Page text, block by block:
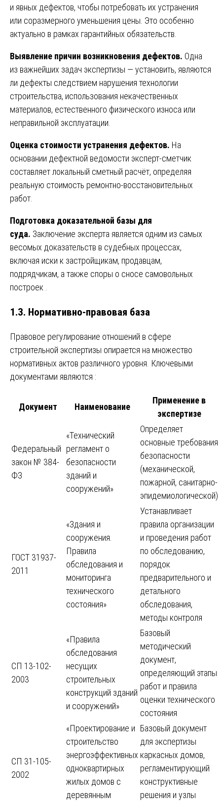
и явных дефектов, чтобы потребовать их устранения
или соразмерного уменьшения цены. Это особенно
актуально в рамках гарантийных обязательств.
Выявление причин возникновения дефектов. Одна
из важнейших задач экспертизы — установить, являются
ли дефекты следствием нарушения технологии
строительства, использования некачественных
материалов, естественного физического износа или
неправильной эксплуатации.
Оценка стоимости устранения дефектов. На
основании дефектной ведомости эксперт-сметчик
составляет локальный сметный расчёт, определяя
реальную стоимость ремонтно-восстановительных
работ.
Подготовка доказательной базы для
суда. Заключение эксперта является одним из самых
весомых доказательств в судебных процессах,
включая иски к застройщикам, продавцам,
подрядчикам, а также споры о сносе самовольных
построек
1.3. Нормативно-правовая база
Правовое регулирование отношений в сфере
строительной экспертизы опирается на множество
нормативных актов различного уровня. Ключевыми
документами являются :
Документ Наименование
Применение в
экспертизе
Федеральный
закон № 384-
ФЗ
«Технический
регламент о
безопасности
зданий и
сооружений»
Определяет
основные требования
безопасности
(механической,
пожарной, санитарно-
эпидемиологической)
ГОСТ 31937-
2011
«Здания и
сооружения.
Правила
обследования и
мониторинга
технического
состояния»
Устанавливает
правила организации
и проведения работ
по обследованию,
порядок
предварительного и
детального
обследования,
методы контроля
СП 13-102-
2003
«Правила
обследования
несущих
строительных
конструкций зданий
и сооружений»
Базовый
методический
документ,
определяющий этапы
работ и правила
оценки технического
состояния
СП 31-105-
2002
«Проектирование и
строительство
энергоэффективных
одноквартирных
жилых домов с
деревянным
Базовый документ
для экспертизы
каркасных домов,
регламентирующий
конструктивные
решения и узлы